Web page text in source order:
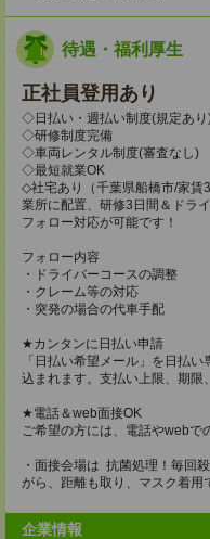
待遇・福利厚生
正社員登用あり
◇日払い・週払い制度(規定あり
◇研修制度完備
◇車両レンタル制度(審査なし)
◇最短就業OK
◇社宅あり（千葉県船橋市/家
業所に配置、研修3日間＆ドラ
フォロー対応が可能です！
フォロー内容
・ドライバーコースの調整
・クレーム等の対応
・突発の場合の代車手配
★カンタンに日払い申請
「日払い希望メール」を日払
込まれます。支払い上限、期限
★電話＆web面接OK
ご希望の方には、電話やwebで
・面接会場は 抗菌処理！毎回
がら、距離も取り、マスク着用
企業情報